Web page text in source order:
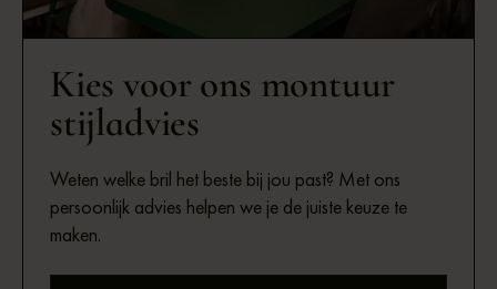
Kies voor ons montuur
stijladvies
Weten welke bril het beste bij jou past? Met ons
persoonlijk advies helpen we je de juiste keuze te
maken.